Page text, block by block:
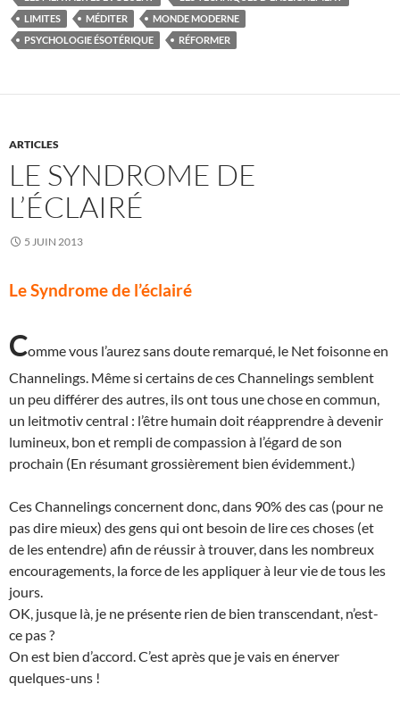
LIMITES
MÉDITER
MONDE MODERNE
PSYCHOLOGIE ÉSOTÉRIQUE
RÉFORMER
ARTICLES
LE SYNDROME DE
L’ÉCLAIRÉ
5 JUIN 2013
Le Syndrome de l’éclairé
Comme vous l’aurez sans doute remarqué, le Net foisonne en
Channelings. Même si certains de ces Channelings semblent
un peu différer des autres, ils ont tous une chose en commun,
un leitmotiv central : l’être humain doit réapprendre à devenir
lumineux, bon et rempli de compassion à l’égard de son
prochain (En résumant grossièrement bien évidemment.)
Ces Channelings concernent donc, dans 90% des cas (pour ne
pas dire mieux) des gens qui ont besoin de lire ces choses (et
de les entendre) afin de réussir à trouver, dans les nombreux
encouragements, la force de les appliquer à leur vie de tous les
jours.
OK, jusque là, je ne présente rien de bien transcendant, n’est-
ce pas ?
On est bien d’accord. C’est après que je vais en énerver
quelques-uns !